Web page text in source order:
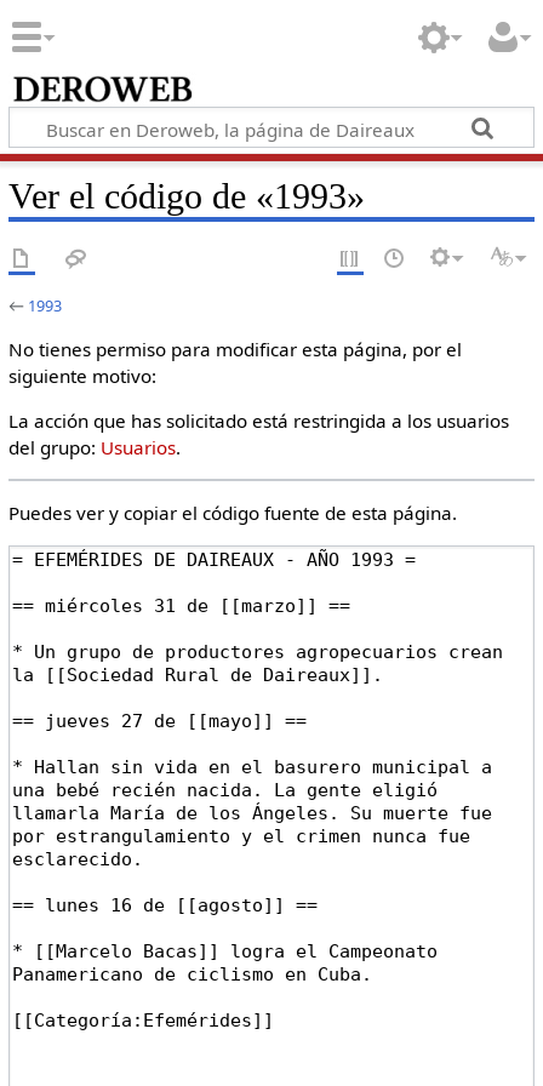
Ver el código de «1993»
← 1993
No tienes permiso para modificar esta página, por el
siguiente motivo:
La acción que has solicitado está restringida a los usuarios
del grupo: Usuarios.
Puedes ver y copiar el código fuente de esta página.